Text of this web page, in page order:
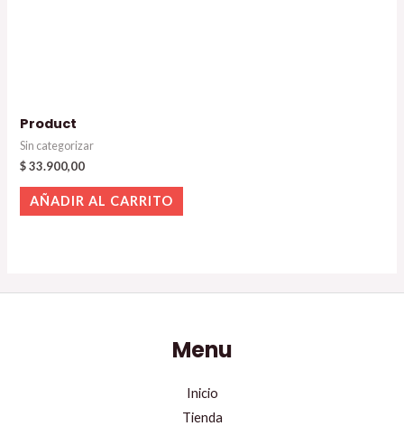
Product
Sin categorizar
$33.900,00
AÑADIR AL CARRITO
Menu
Inicio
Tienda